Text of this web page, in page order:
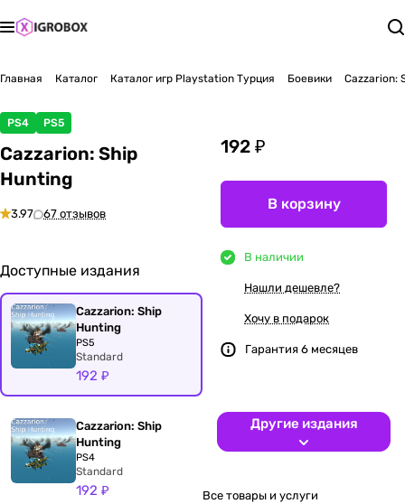
Главная Каталог Каталог игр Playstation Турция Боевики Cazzarion:
PS4 PS5
Cazzarion: Ship
Hunting
3.97 67 отзывов
Доступные издания
Cazzarion: Ship
Hunting
PS5
Standard
192 ₽
Cazzarion: Ship
Hunting
PS4
Standard
192 ₽
192 ₽
В корзину
В наличии
Нашли дешевле?
Хочу в подарок
Гарантия 6 месяцев
Другие издания
Все товары и услуги